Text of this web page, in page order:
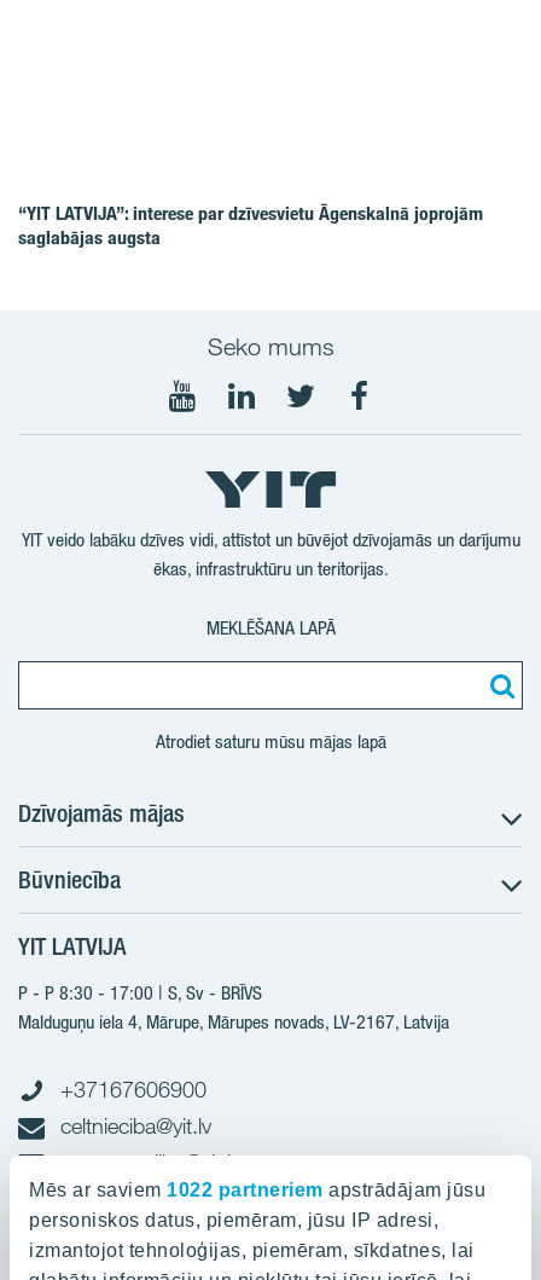
Mēs ar saviem 1022 partneriem apstrādājam jūsu
personiskos datus, piemēram, jūsu IP adresi,
izmantojot tehnoloģijas, piemēram, sīkdatnes, lai
“YIT LATVIJA”: interese par dzīvesvietu Āgenskalnā joprojām
saglabājas augsta
Seko mums
Seko
mums
YouTube
Seko
mums
LinkedIn
Seko
mums
Twitter
Seko
YIT veido labāku dzīves vidi, attīstot un būvējot dzīvojamās un darījumu
ēkas, infrastruktūru un teritorijas.
MEKLĒŠANA LAPĀ
Atrodiet saturu mūsu mājas lapā
Dzīvojamās mājas
Meklēt dzīvokli
Nākotnes projekti
Pārdošanas informācija
YIT Plus
Kontakti
Būvniecība
Būvniecība
Jaunie projekti
Realizētie projekti
YIT LATVIJA
P - P 8:30 - 17:00 | S, Sv - BRĪVS
Malduguņu iela 4, Mārupe, Mārupes novads, LV-2167, Latvija
+37167606900
celtnieciba@yit.lv
gramatvediba@yit.lv
Rekvīziti